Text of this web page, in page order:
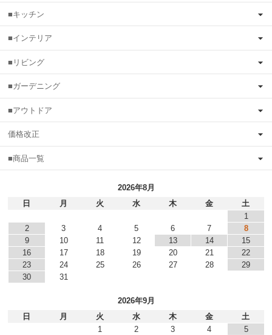
■キッチン
■インテリア
■リビング
■ガーデニング
■アウトドア
価格改正
■商品一覧
2026年8月
日
月 火 水 木 金
土
1
2
3 4 5 6 7
8
9
10 11 12 13 14
15
16
17 18 19 20 21
22
23
24 25 26 27 28
29
30
31
2026年9月
日
月 火 水 木 金
土
1
2 3 4
5